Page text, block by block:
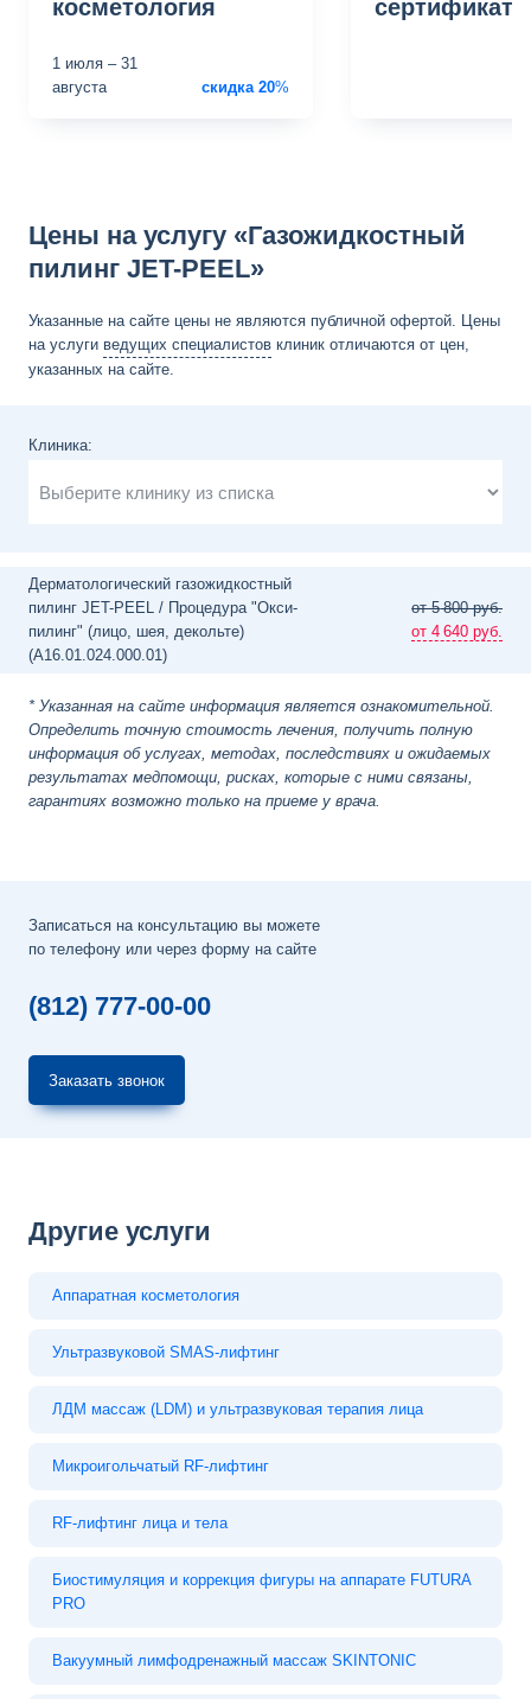
косметология
1 июля – 31
августа
скидка 20%
сертификат
Цены на услугу «Газожидкостный
пилинг JET-PEEL»
Указанные на сайте цены не являются публичной офертой. Цены
на услуги ведущих специалистов клиник отличаются от цен,
указанных на сайте.
Клиника:
Дерматологический газожидкостный
пилинг JET-PEEL / Процедура "Окси-
пилинг" (лицо, шея, декольте)
(A16.01.024.000.01)
от 5800 руб.
от 4 640 руб.
* Указанная на сайте информация является ознакомительной.
Определить точную стоимость лечения, получить полную
информация об услугах, методах, последствиях и ожидаемых
результатах медпомощи, рисках, которые с ними связаны,
гарантиях возможно только на приеме у врача.
Записаться на консультацию вы можете
по телефону или через форму на сайте
(812) 777-00-00
Заказать звонок
Другие услуги
Аппаратная косметология
Ультразвуковой SMAS-лифтинг
ЛДМ массаж (LDM) и ультразвуковая терапия лица
Микроигольчатый RF-лифтинг
RF-лифтинг лица и тела
Биостимуляция и коррекция фигуры на аппарате FUTURA
PRO
Вакуумный лимфодренажный массаж SKINTONIC